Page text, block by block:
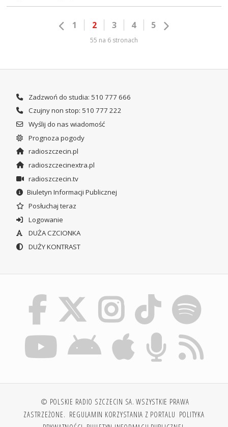
1 2 3 4 5
55 na 6 stronach
Zadzwoń do studia: 510 777 666
Czujny non stop: 510 777 222
Wyślij do nas wiadomość
Prognoza pogody
radioszczecin.pl
radioszczecinextra.pl
radioszczecin.tv
Biuletyn Informacji Publicznej
Posłuchaj teraz
Logowanie
DUŻA CZCIONKA
DUŻY KONTRAST
© POLSKIE RADIO SZCZECIN SA. WSZYSTKIE PRAWA
ZASTRZEŻONE. REGULAMIN KORZYSTANIA Z PORTALU POLITYKA